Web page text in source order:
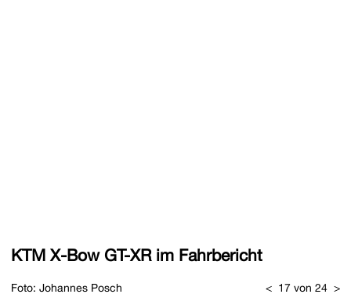
KTM X-Bow GT-XR im Fahrbericht
Foto: Johannes Posch < 17 von 24 >